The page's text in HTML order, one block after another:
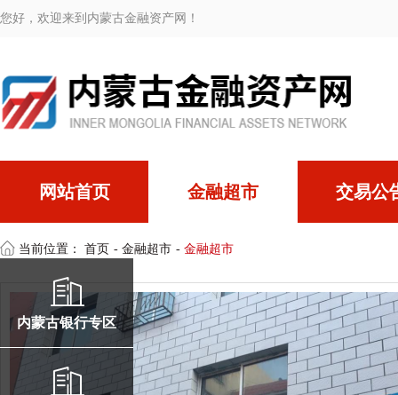
您好，欢迎来到内蒙古金融资产网！
网站首页 金融超市 交易公
内蒙古银行专区
当前位置： 首页 - 金融超市 - 金融超市